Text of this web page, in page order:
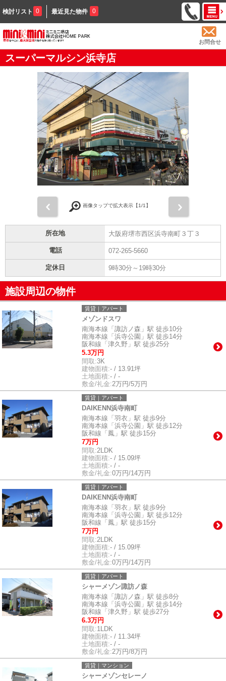
検討リスト 0 最近見た物件 0
お問合せ
スーパーマルシン浜寺店
画像タップで拡大表示【1/1】
所在地 大阪府堺市西区浜寺南町３丁３
電話 072-265-5660
定休日 9時30分～19時30分
施設周辺の物件
賃貸｜アパート
メゾンドスワ
南海本線「諏訪ノ森」駅 徒歩10分
南海本線「浜寺公園」駅 徒歩14分
阪和線「津久野」駅 徒歩25分
5.3万円
間取:3K
建物面積:- / 13.91坪
土地面積:- / -
敷金/礼金:2万円/5万円
賃貸｜アパート
DAIKENN浜寺南町
南海本線「羽衣」駅 徒歩9分
南海本線「浜寺公園」駅 徒歩12分
阪和線「鳳」駅 徒歩15分
7万円
間取:2LDK
建物面積:- / 15.09坪
土地面積:- / -
敷金/礼金:0万円/14万円
賃貸｜アパート
DAIKENN浜寺南町
南海本線「羽衣」駅 徒歩9分
南海本線「浜寺公園」駅 徒歩12分
阪和線「鳳」駅 徒歩15分
7万円
間取:2LDK
建物面積:- / 15.09坪
土地面積:- / -
敷金/礼金:0万円/14万円
賃貸｜アパート
シャーメゾン諏訪ノ森
南海本線「諏訪ノ森」駅 徒歩8分
南海本線「浜寺公園」駅 徒歩14分
阪和線「津久野」駅 徒歩27分
6.3万円
間取:1LDK
建物面積:- / 11.34坪
土地面積:- / -
敷金/礼金:2万円/8万円
賃貸｜マンション
シャーメゾンセレーノ